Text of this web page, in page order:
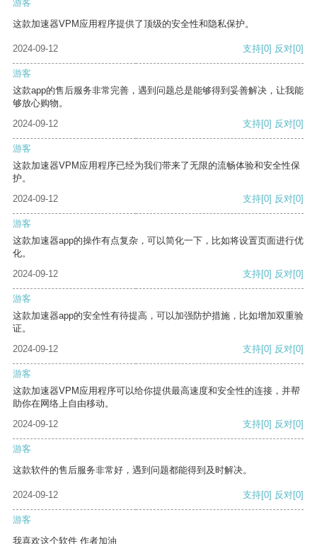
游客
这款加速器VPM应用程序提供了顶级的安全性和隐私保护。
2024-09-12 支持[0] 反对[0]
游客
这款app的售后服务非常完善，遇到问题总是能够得到妥善解决，让我能
够放心购物。
2024-09-12
支持[0] 反对[0]
游客
这款加速器VPM应用程序已经为我们带来了无限的流畅体验和安全性保
护。
2024-09-12
支持[0] 反对[0]
游客
这款加速器app的操作有点复杂，可以简化一下，比如将设置页面进行优
化。
2024-09-12
支持[0] 反对[0]
游客
这款加速器app的安全性有待提高，可以加强防护措施，比如增加双重验
证。
2024-09-12
支持[0] 反对[0]
游客
这款加速器VPM应用程序可以给你提供最高速度和安全性的连接，并帮
助你在网络上自由移动。
2024-09-12
支持[0] 反对[0]
游客
这款软件的售后服务非常好，遇到问题都能得到及时解决。
2024-09-12 支持[0] 反对[0]
游客
我喜欢这个软件 作者加油